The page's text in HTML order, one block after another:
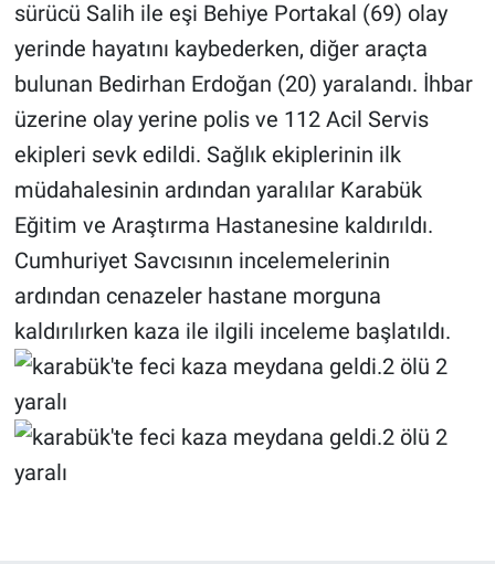
sürücü Salih ile eşi Behiye Portakal (69) olay
yerinde hayatını kaybederken, diğer araçta
bulunan Bedirhan Erdoğan (20) yaralandı. İhbar
üzerine olay yerine polis ve 112 Acil Servis
ekipleri sevk edildi. Sağlık ekiplerinin ilk
müdahalesinin ardından yaralılar Karabük
Eğitim ve Araştırma Hastanesine kaldırıldı.
Cumhuriyet Savcısının incelemelerinin
ardından cenazeler hastane morguna
kaldırılırken kaza ile ilgili inceleme başlatıldı.